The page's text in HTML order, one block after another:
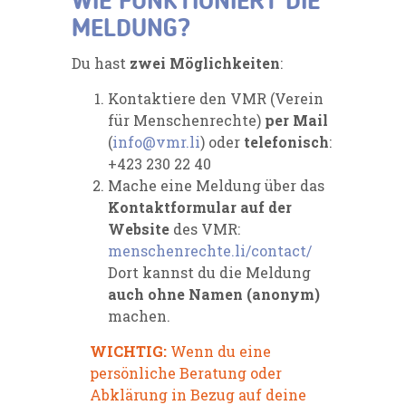
MELDUNG?
Du hast zwei Möglichkeiten:
Kontaktiere den VMR (Verein
für Menschenrechte) per Mail
(info@vmr.li) oder telefonisch:
+423 230 22 40
Mache eine Meldung über das
Kontaktformular auf der
Website des VMR:
menschenrechte.li/contact/
Dort kannst du die Meldung
auch ohne Namen (anonym)
machen.
WICHTIG: Wenn du eine
persönliche Beratung oder
Abklärung in Bezug auf deine